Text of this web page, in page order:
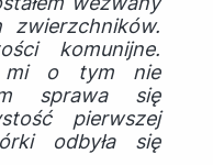
komunijne.
mi o tym nie
sprawa się
pierwszej
odbyła się